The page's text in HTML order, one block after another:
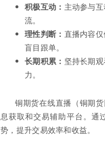
积极互动： 主动参与
流。
理性判断： 直播内容
盲目跟单。
长期积累： 坚持长期
力。
铜期货在线直播（铜期
息获取和交易辅助平台。通
势，提升交易效率和收益。